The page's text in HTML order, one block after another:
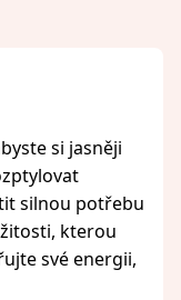
si jasněji
silnou potřebu
kterou
své energii,